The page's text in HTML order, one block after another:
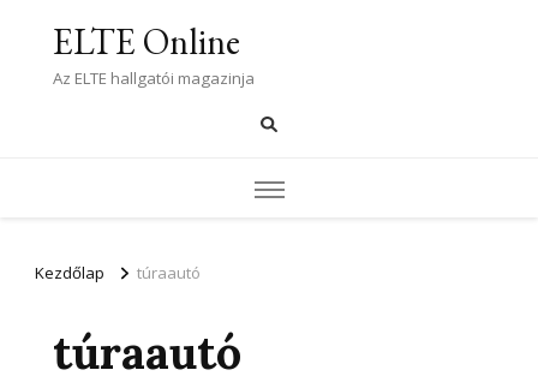
ELTE Online
Az ELTE hallgatói magazinja
Kezdőlap túraautó
túraautó